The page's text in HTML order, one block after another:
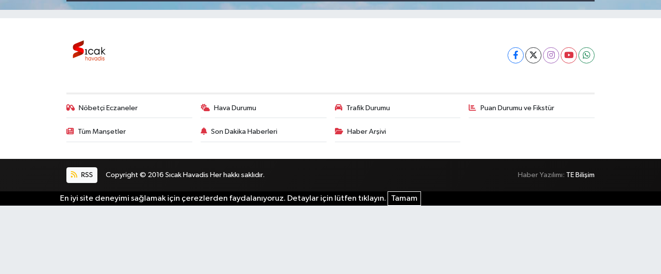
Nöbetçi Eczaneler Hava Durumu Trafik Durumu Puan Durumu ve Fikstür
Tüm Manşetler Son Dakika Haberleri Haber Arşivi
RSS Copyright © 2016 Sıcak Havadis Her hakkı saklıdır. Haber Yazılımı: TE Bilişim
En iyi site deneyimi sağlamak için çerezlerden faydalanıyoruz. Detaylar için lütfen tıklayın. Tamam